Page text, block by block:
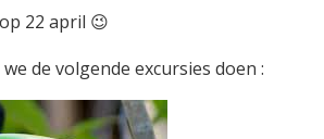
22 april 😉
de volgende excursies doen :